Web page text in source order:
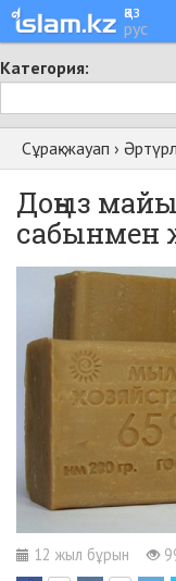
қаз
рус
Категория:
Сұрақ-жауап ›
Доңыз
сабынмен
12 жыл бұрын